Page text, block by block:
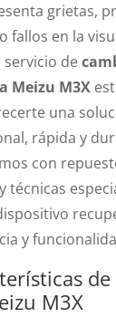
grietas,
fallos en la
de
Meizu M3X
una
rápida y
con
técnicas
y
M3X